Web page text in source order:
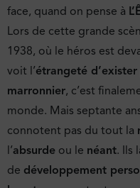
face, quand on pense à
Lors de cette grande
1938, où le héros est
voit l’étrangeté d’exister
marronnier, c’est
monde. Mais septante
connotent pas du tout la
l’absurde ou le néant. Ils
de développement